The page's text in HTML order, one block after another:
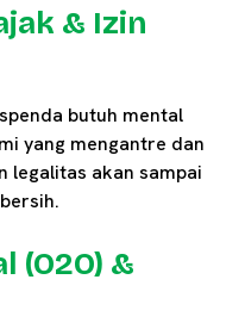
& Izin
butuh mental
yang mengantre dan
legalitas akan sampai
(O2O) &